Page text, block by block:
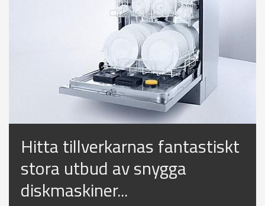
Hitta tillverkarnas fantastiskt
stora utbud av snygga
diskmaskiner...